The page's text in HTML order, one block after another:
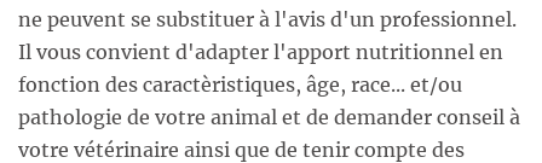
ne peuvent se substituer à l'avis d'un professionnel.
Il vous convient d'adapter l'apport nutritionnel en
fonction des caractèristiques, âge, race... et/ou
pathologie de votre animal et de demander conseil à
votre vétérinaire ainsi que de tenir compte des